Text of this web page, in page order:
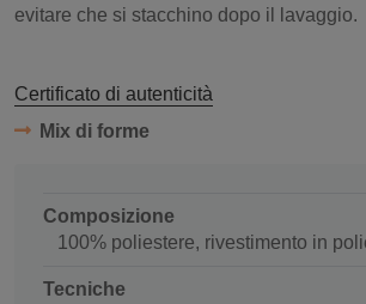
evitare che si stacchino dopo il lavaggio.
Certificato di autenticità
Mix di forme
Composizione
100% poliestere, rivestimento in
Tecniche